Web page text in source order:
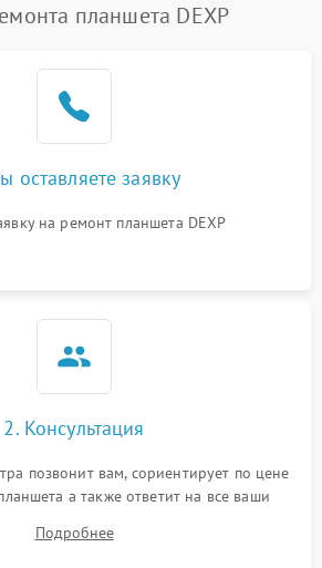
планшета DEXP
оставляете заявку
на ремонт планшета DEXP
2. Консультация
позвонит вам, сориентирует по цене
а также ответит на все ваши
Подробнее